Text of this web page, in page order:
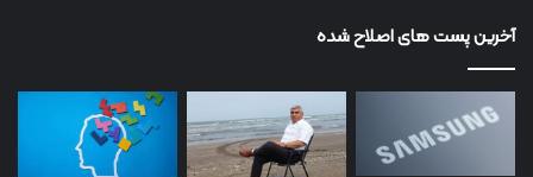
آخرین پست های اصلاح شده